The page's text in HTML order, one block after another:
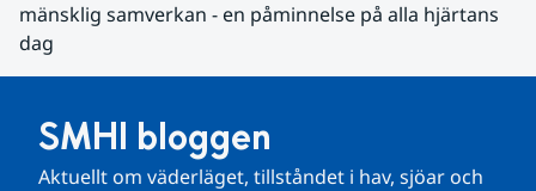
mänsklig samverkan - en påminnelse på alla hjärtans
dag
SMHI bloggen
Aktuellt om väderläget, tillståndet i hav, sjöar och